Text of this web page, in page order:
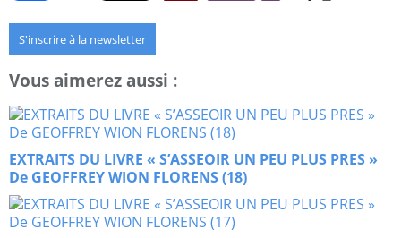
S'inscrire à la newsletter
Vous aimerez aussi :
EXTRAITS DU LIVRE « S’ASSEOIR UN PEU PLUS PRES »
De GEOFFREY WION FLORENS (18)